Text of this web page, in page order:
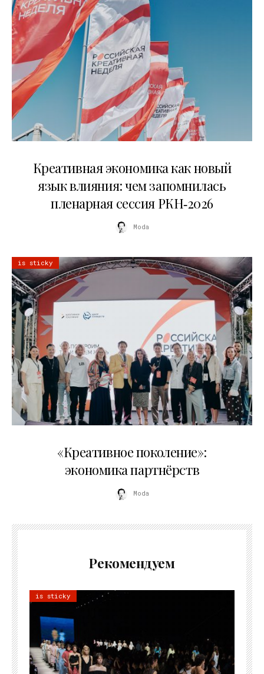
Креативная экономика как новый
язык влияния: чем запомнилась
пленарная сессия РКН‑2026
Moda
is sticky
«Креативное поколение»:
экономика партнёрств
Moda
Рекомендуем
is sticky